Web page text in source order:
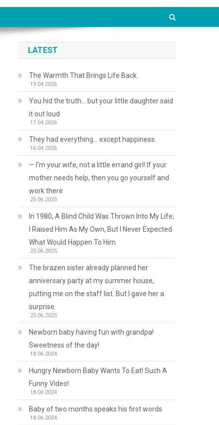
LATEST
The Warmth That Brings Life Back
19.04.2026
You hid the truth… but your little daughter said
it out loud
17.04.2026
They had everything… except happiness.
16.04.2026
— I’m your wife, not a little errand girl! If your
mother needs help, then you go yourself and
work there
25.06.2025
In 1980, A Blind Child Was Thrown Into My Life;
I Raised Him As My Own, But I Never Expected
What Would Happen To Him.
25.06.2025
The brazen sister already planned her
anniversary party at my summer house,
putting me on the staff list. But I gave her a
surprise.
25.06.2025
Newborn baby having fun with grandpa!
Sweetness of the day!
18.06.2024
Hungry Newborn Baby Wants To Eat! Such A
Funny Video!
18.06.2024
Baby of two months speaks his first words
18.06.2024